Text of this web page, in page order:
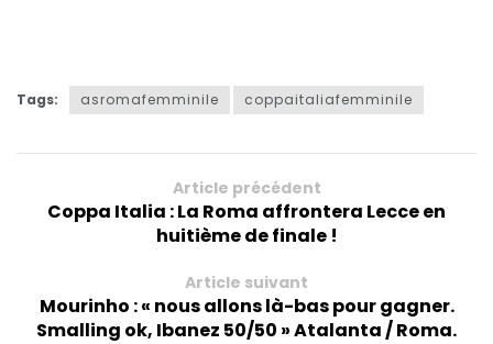
Tags: asromafemminile coppaitaliafemminile
Article précédent
Coppa Italia : La Roma affrontera Lecce en
huitième de finale !
Article suivant
Mourinho : « nous allons là-bas pour gagner.
Smalling ok, Ibanez 50/50 » Atalanta / Roma.